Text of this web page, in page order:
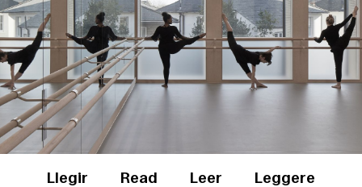
Llegir Read Leer Leggere